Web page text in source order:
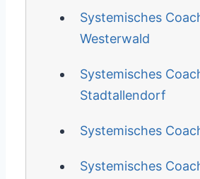
Systemisches
Westerwald
Systemisches
Stadtallendorf
Systemisches
Systemisches